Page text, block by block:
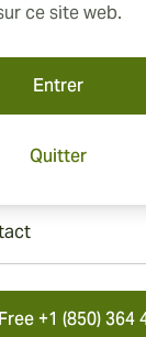
ce site web.
Entrer
Quitter
+1 (850) 364